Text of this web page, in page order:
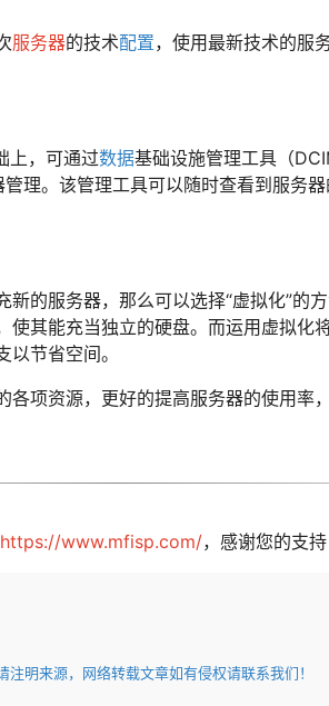
服务器的技术配置，使用最新技术的服
上，可通过数据基础设施管理工具（
理。该管理工具可以随时查看到服务
新的服务器，那么可以选择“虚拟化”的
其能充当独立的硬盘。而运用虚拟化
节省空间。
项资源，更好的提高服务器的使用率
https://www.mfisp.com/，感谢您的支持
明来源，网络转载文章如有侵权请联系我们！